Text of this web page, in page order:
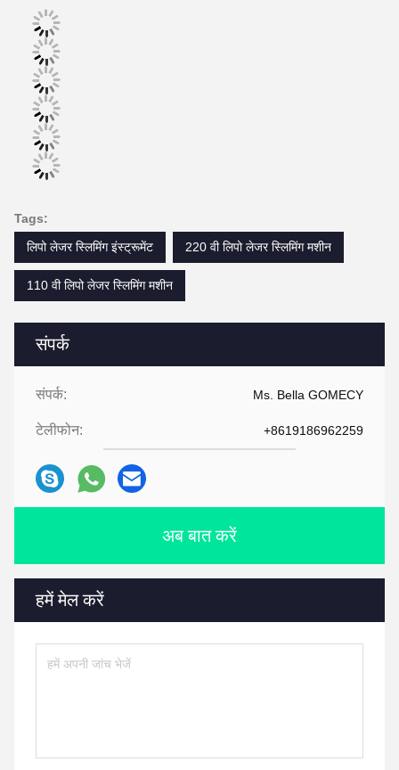
संपर्क
संपर्क: Ms. Bella GOMECY
टेलीफोन: +8619186962259
अब बात करें
हमें मेल करें
Tags:
लिपो लेजर स्लिमिंग इंस्ट्रूमेंट
220 वी लिपो लेजर स्लिमिंग मशीन
110 वी लिपो लेजर स्लिमिंग मशीन